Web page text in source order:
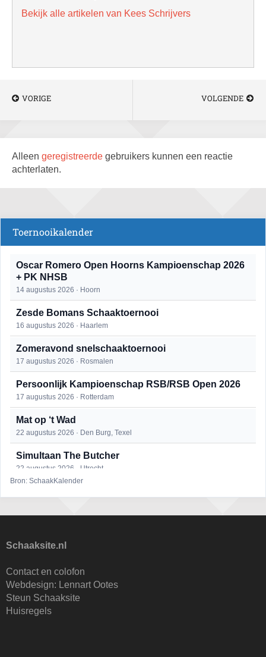
Bekijk alle artikelen van Kees Schrijvers
VORIGE VOLGENDE
Alleen geregistreerde gebruikers kunnen een reactie
achterlaten.
Toernooikalender
Oscar Romero Open Hoorns Kampioenschap 2026
+ PK NHSB
14 augustus 2026 · Hoorn
Zesde Bomans Schaaktoernooi
16 augustus 2026 · Haarlem
Zomeravond snelschaaktoernooi
17 augustus 2026 · Rosmalen
Persoonlijk Kampioenschap RSB/RSB Open 2026
17 augustus 2026 · Rotterdam
Mat op ‘t Wad
22 augustus 2026 · Den Burg, Texel
Simultaan The Butcher
22 augustus 2026 · Utrecht
23 augustus 2026 · Utrecht
25 augustus 2026 · Bunschoten-Spakenburg
KC Open
28 augustus 2026 · Haarlem
Bron: SchaakKalender
Schaaksite.nl
Contact en colofon
Webdesign: Lennart Ootes
Steun Schaaksite
Huisregels